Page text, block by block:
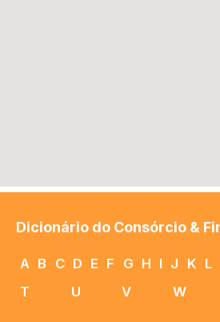
Dicionário do Consórcio &
A B C D E F G H I J K L
T
U V W